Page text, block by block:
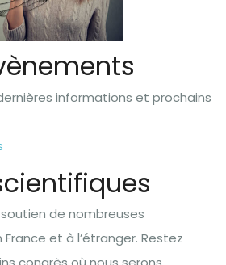
informations et prochains
de nombreuses
France et à l’étranger. Restez